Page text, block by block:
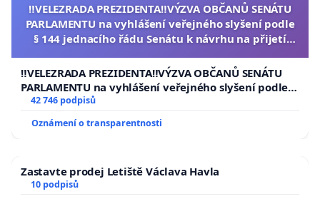
‼️VELEZRADA PREZIDENTA‼️VÝZVA OBČANŮ SENÁTU
PARLAMENTU na vyhlášení veřejného slyšení podle
§ 144 jednacího řádu Senátu k návrhu na přijetí
republiky
‼️VELEZRADA PREZIDENTA‼️VÝZVA OBČANŮ SENÁTU
PARLAMENTU na vyhlášení veřejného slyšení podle §
144 jednacího řádu Senátu k návrhu na přijetí
republiky
42 746 podpisů
Oznámení o transparentnosti
Zastavte prodej Letiště Václava Havla
10 podpisů